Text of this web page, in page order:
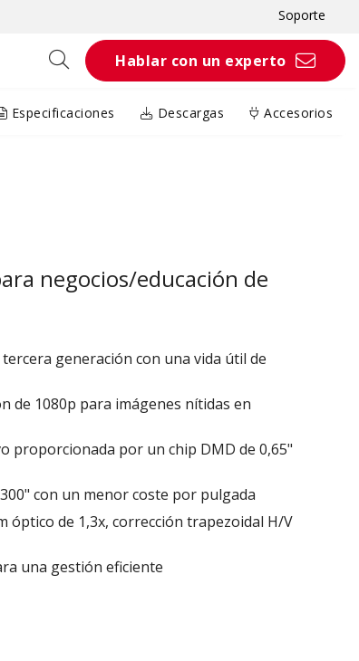
Soporte
Hablar con un experto
Especificaciones Descargas Accesorios
negocios/educación de
generación con una vida útil de
de 1080p para imágenes nítidas en
proporcionada por un chip DMD de 0,65"
con un menor coste por pulgada
óptico de 1,3x, corrección trapezoidal H/V
una gestión eficiente